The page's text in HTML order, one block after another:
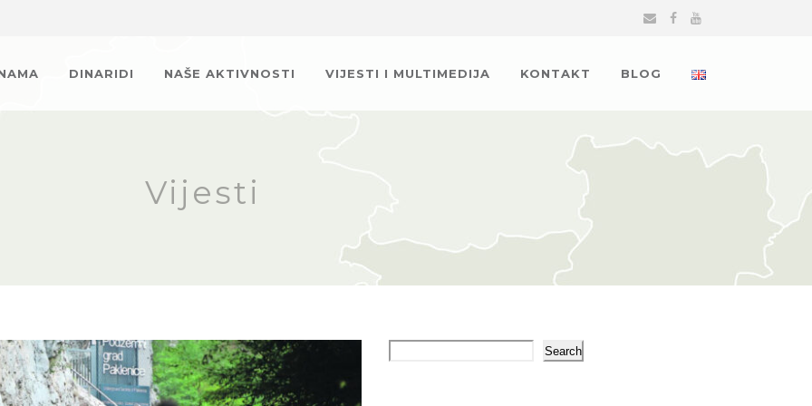
DINARIDI NAŠE AKTIVNOSTI VIJESTI I MULTIMEDIJA KONTAKT BLOG
Vijesti
Search